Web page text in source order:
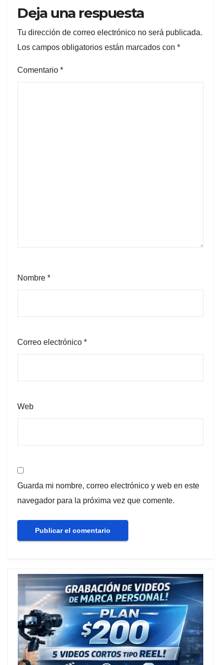
Deja una respuesta
Tu dirección de correo electrónico no será publicada.
Los campos obligatorios están marcados con *
Comentario *
Nombre *
Correo electrónico *
Web
Guarda mi nombre, correo electrónico y web en este
navegador para la próxima vez que comente.